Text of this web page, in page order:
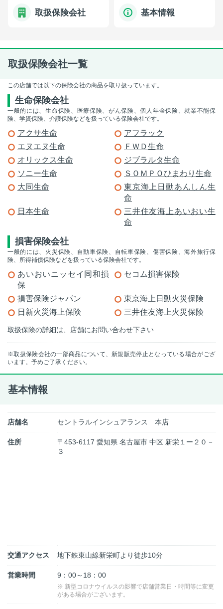
取扱保険会社 基本情報
取扱保険会社一覧
この店舗では以下の保険会社の商品を取り扱っています。
生命保険会社
一般的には、生命保険、医療保険、がん保険、個人年金保険、就業不能保
険、学資保険、介護保険などを扱っている保険会社です。
アクサ生命
アフラック
エヌエヌ生命
ＦＷＤ生命
オリックス生命
ジブラルタ生命
ソニー生命
ＳＯＭＰＯひまわり生命
大同生命
東京海上日動あんしん生
命
日本生命
三井住友海上あいおい生
命
損害保険会社
一般的には、火災保険、自動車保険、自転車保険、傷害保険、海外旅行保
険、所得補償保険などを扱っている保険会社です。
あいおいニッセイ同和損
保
セコム損害保険
損害保険ジャパン
東京海上日動火災保険
日新火災海上保険
三井住友海上火災保険
取扱保険の詳細は、店舗にお問い合わせ下さい
※取扱保険会社の一部商品について、新規販売停止となっている場合がござ
います。予めご了承ください。
基本情報
店舗名 セントラルインシュアランス 本店
住所
〒453-6117 愛知県 名古屋市 中区 新栄１ー２０－
３
交通アクセス 地下鉄東山線新栄町より徒歩10分
営業時間 9：00～18：00
※ 新型コロナウイルスの影響で店舗営業日・時間等に変更
がある場合がございます。